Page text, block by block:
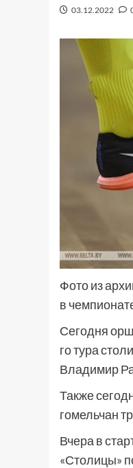
03.12.2022
Фото из
в
Сегодня
го тура
Владимир
Также
гомельчан
Вчера в
«Столицы»